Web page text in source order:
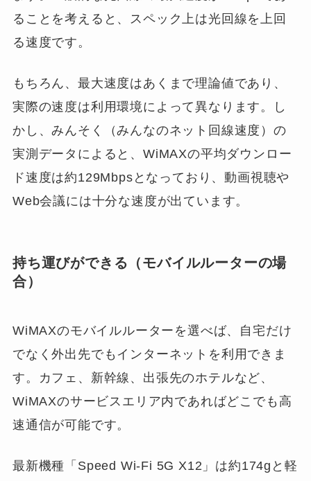
ることを考えると、スペック上は光回線を上回
る速度です。
もちろん、最大速度はあくまで理論値であり、
実際の速度は利用環境によって異なります。し
かし、みんそく（みんなのネット回線速度）の
実測データによると、WiMAXの平均ダウンロー
ド速度は約129Mbpsとなっており、動画視聴や
Web会議には十分な速度が出ています。
持ち運びができる（モバイルルーターの場
合）
WiMAXのモバイルルーターを選べば、自宅だけ
でなく外出先でもインターネットを利用できま
す。カフェ、新幹線、出張先のホテルなど、
WiMAXのサービスエリア内であればどこでも高
速通信が可能です。
最新機種「Speed Wi-Fi 5G X12」は約174gと軽